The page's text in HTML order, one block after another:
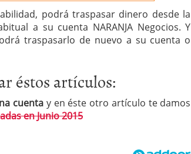
podrá traspasar dinero desde la
a su cuenta NARANJA Negocios. Y
traspasarlo de nuevo a su cuenta o
éstos artículos:
cuenta y en éste otro artículo te damos
en Junio 2015